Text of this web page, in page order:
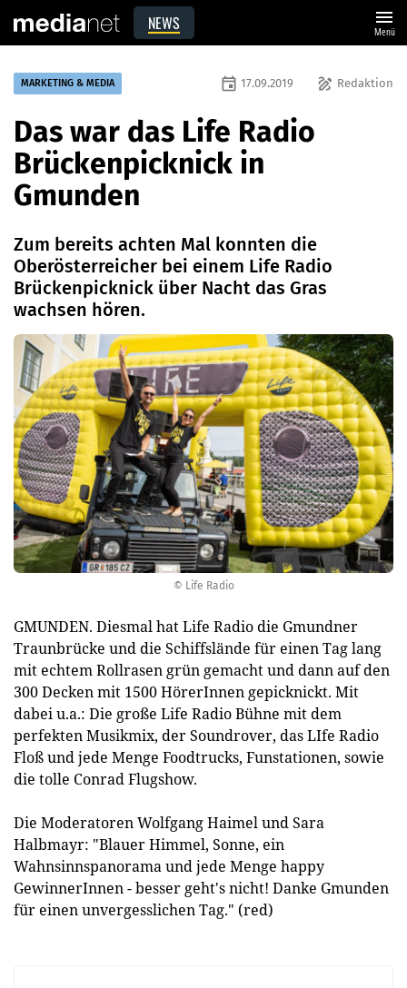
NEWS menu
Menü
© Life Radio
MARKETING & MEDIA draw Redaktion
event 17.09.2019
Das war das Life Radio
Brückenpicknick in
Gmunden
Zum bereits achten Mal konnten die
Oberösterreicher bei einem Life Radio
Brückenpicknick über Nacht das Gras
wachsen hören.
GMUNDEN. Diesmal hat Life Radio die Gmundner
Traunbrücke und die Schiffslände für einen Tag lang
mit echtem Rollrasen grün gemacht und dann auf den
300 Decken mit 1500 HörerInnen gepicknickt. Mit
dabei u.a.: Die große Life Radio Bühne mit dem
perfekten Musikmix, der Soundrover, das LIfe Radio
Floß und jede Menge Foodtrucks, Funstationen, sowie
die tolle Conrad Flugshow.
Die Moderatoren Wolfgang Haimel und Sara
Halbmayr: "Blauer Himmel, Sonne, ein
Wahnsinnspanorama und jede Menge happy
GewinnerInnen - besser geht's nicht! Danke Gmunden
für einen unvergesslichen Tag." (red)